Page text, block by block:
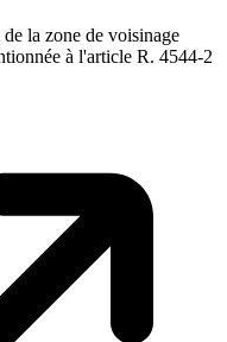
la zone de voisinage
à l'article R. 4544-2